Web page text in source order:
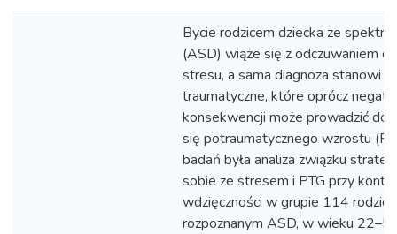
Bycie rodzicem dziecka ze
(ASD) wiąże się z odczuwaniem
stresu, a sama diagnoza stanowi
traumatyczne, które oprócz
konsekwencji może prowadzić do
się potraumatycznego wzrostu
badań była analiza związku
sobie ze stresem i PTG przy
wdzięczności w grupie 114
rozpoznanym ASD, w wieku